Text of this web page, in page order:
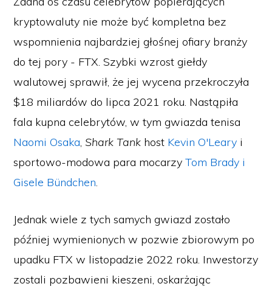
kryptowaluty nie może być kompletna bez
wspomnienia najbardziej głośnej ofiary branży
do tej pory - FTX. Szybki wzrost giełdy
walutowej sprawił, że jej wycena przekroczyła
$18 miliardów do lipca 2021 roku. Nastąpiła
fala kupna celebrytów, w tym gwiazda tenisa
Naomi Osaka,Shark Tank host Kevin O'Leary i
sportowo-modowa para mocarzyTom Brady i
Gisele Bündchen.
Jednak wiele z tych samych gwiazd zostało
później wymienionych w pozwie zbiorowym po
upadku FTX w listopadzie 2022 roku. Inwestorzy
zostali pozbawieni kieszeni, oskarżając